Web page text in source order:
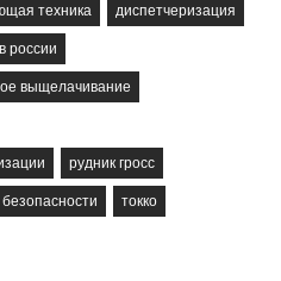
техника диспетчеризация
россии
выщелачивание
рудник гросс
токко